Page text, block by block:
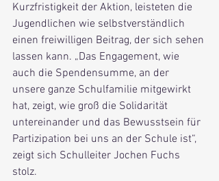
Kurzfristigkeit der Aktion, leisteten die
Jugendlichen wie selbstverständlich
einen freiwilligen Beitrag, der sich sehen
lassen kann. „Das Engagement, wie
auch die Spendensumme, an der
unsere ganze Schulfamilie mitgewirkt
hat, zeigt, wie groß die Solidarität
untereinander und das Bewusstsein für
Partizipation bei uns an der Schule ist“,
zeigt sich Schulleiter Jochen Fuchs
stolz.